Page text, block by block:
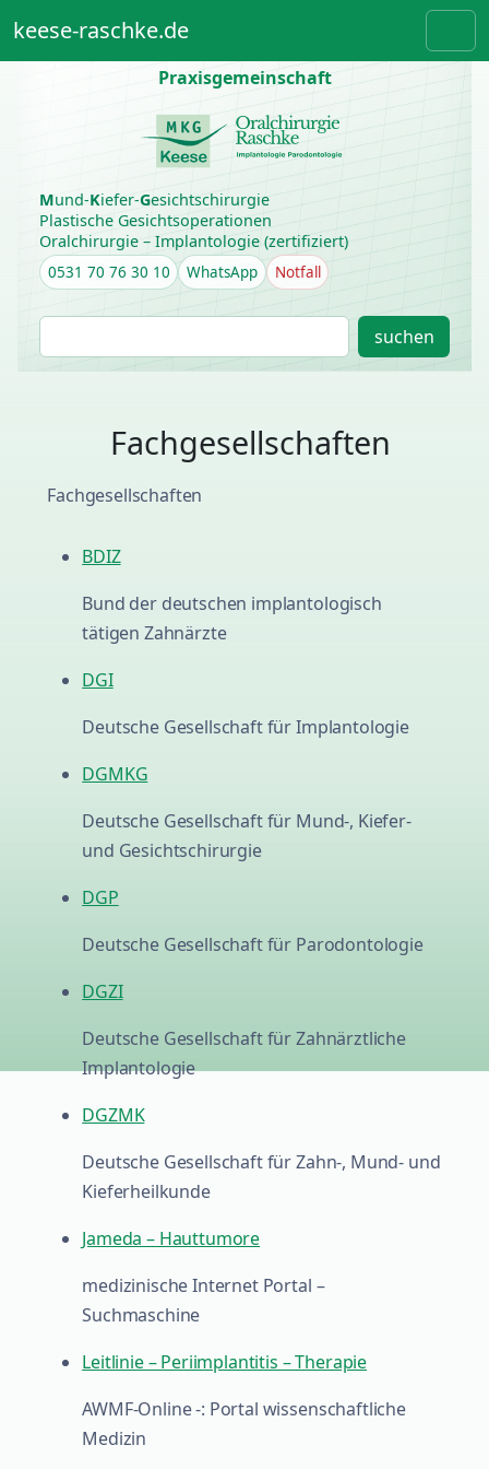
keese-raschke.de
Praxisgemeinschaft
Mund-Kiefer-Gesichtschirurgie
Plastische Gesichtsoperationen
Oralchirurgie – Implantologie (zertifiziert)
0531 70 76 30 10 WhatsApp Notfall
S
u
c
suchen
Fachgesellschaften
Fachgesellschaften
BDIZ
Bund der deutschen implantologisch
tätigen Zahnärzte
DGI
Deutsche Gesellschaft für Implantologie
DGMKG
Deutsche Gesellschaft für Mund-, Kiefer-
und Gesichtschirurgie
DGP
Deutsche Gesellschaft für Parodontologie
DGZI
Deutsche Gesellschaft für Zahnärztliche
Implantologie
DGZMK
Deutsche Gesellschaft für Zahn-, Mund- und
Kieferheilkunde
Jameda – Hauttumore
medizinische Internet Portal –
Suchmaschine
Leitlinie – Periimplantitis – Therapie
AWMF-Online -: Portal wissenschaftliche
Medizin